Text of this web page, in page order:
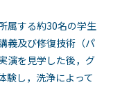
属する約30名の学生
義及び修復技術（パ
演を見学した後，グ
験し，洗浄によって